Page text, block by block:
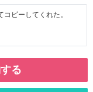
ピーしてくれた。
る